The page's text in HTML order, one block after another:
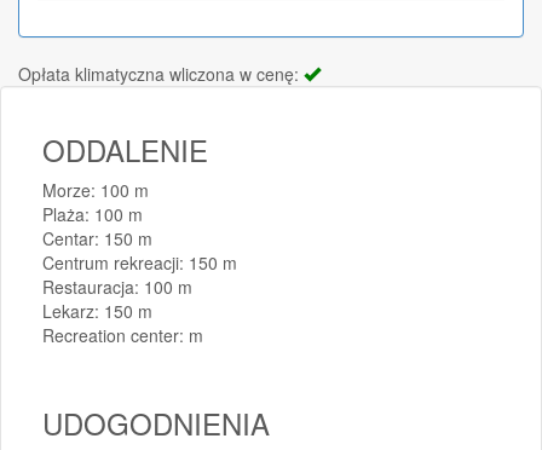
Opłata klimatyczna wliczona w cenę:
ODDALENIE
Morze: 100 m
Plaża: 100 m
Centar: 150 m
Centrum rekreacji: 150 m
Restauracja: 100 m
Lekarz: 150 m
Recreation center: m
UDOGODNIENIA